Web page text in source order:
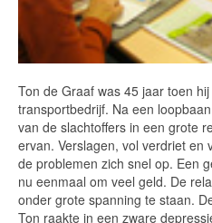
Ton de Graaf was 45 jaar toen
transportbedrijf. Na een
van de slachtoffers in een grote
ervan. Verslagen, vol verdriet en
de problemen zich snel op. Een
nu eenmaal om veel geld. De
onder grote spanning te staan.
Ton raakte in een zware